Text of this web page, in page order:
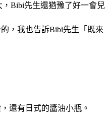
，Bibi先生還猶豫了好一會兒
，我也告訴Bibi先生「既來
還有日式的醬油小瓶。